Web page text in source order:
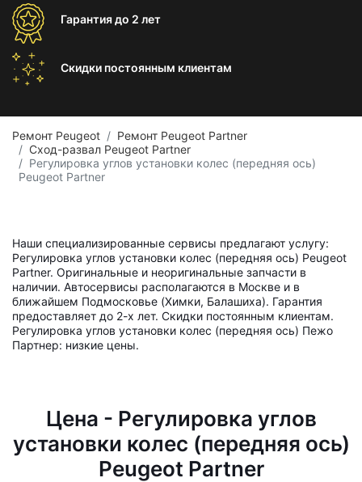
Гарантиядо 2 лет
Скидки постоянным клиентам
Ремонт Peugeot
Ремонт Peugeot Partner
Сход-развал Peugeot Partner
Регулировка углов установки колес (передняя ось)
Peugeot Partner
Наши специализированные сервисы предлагают услугу:
Регулировка углов установки колес (передняя ось) Peugeot
Partner. Оригинальные и неоригинальные запчасти в
наличии. Автосервисы располагаются в Москве и в
ближайшем Подмосковье (Химки, Балашиха). Гарантия
предоставляет до 2-х лет. Скидки постоянным клиентам.
Регулировка углов установки колес (передняя ось) Пежо
Партнер: низкие цены.
Цена - Регулировка углов
установки колес (передняя ось)
Peugeot Partner